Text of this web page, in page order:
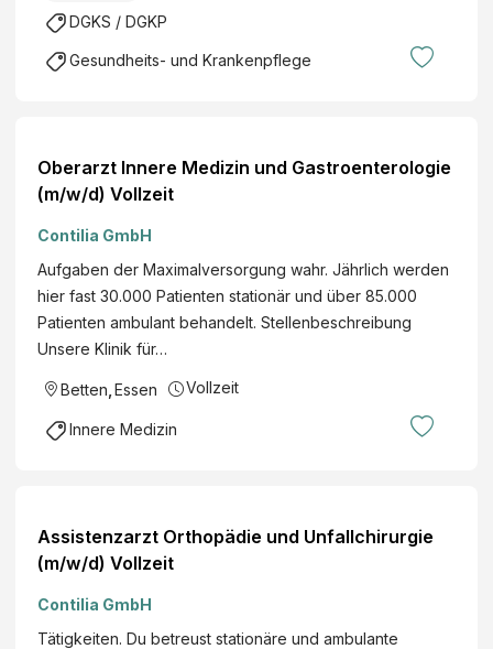
DGKS / DGKP
Gesundheits- und Krankenpflege
Oberarzt Innere Medizin und Gastroenterologie
(m/w/d) Vollzeit
Contilia GmbH
Aufgaben der Maximalversorgung wahr. Jährlich werden
hier fast 30.000 Patienten stationär und über 85.000
Patienten ambulant behandelt. Stellenbeschreibung
Unsere Klinik für…
Betten Essen Vollzeit
Innere Medizin
Assistenzarzt Orthopädie und Unfallchirurgie
(m/w/d) Vollzeit
Contilia GmbH
Tätigkeiten. Du betreust stationäre und ambulante